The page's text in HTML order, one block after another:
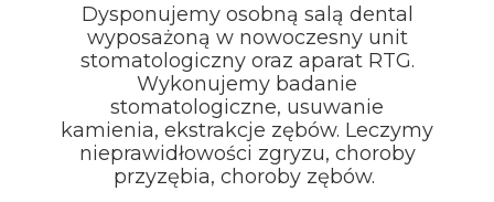
Dysponujemy osobną salą dental
wyposażoną w nowoczesny unit
stomatologiczny oraz aparat RTG.
Wykonujemy badanie
stomatologiczne, usuwanie
kamienia, ekstrakcje zębów. Leczymy
nieprawidłowości zgryzu, choroby
przyzębia, choroby zębów.